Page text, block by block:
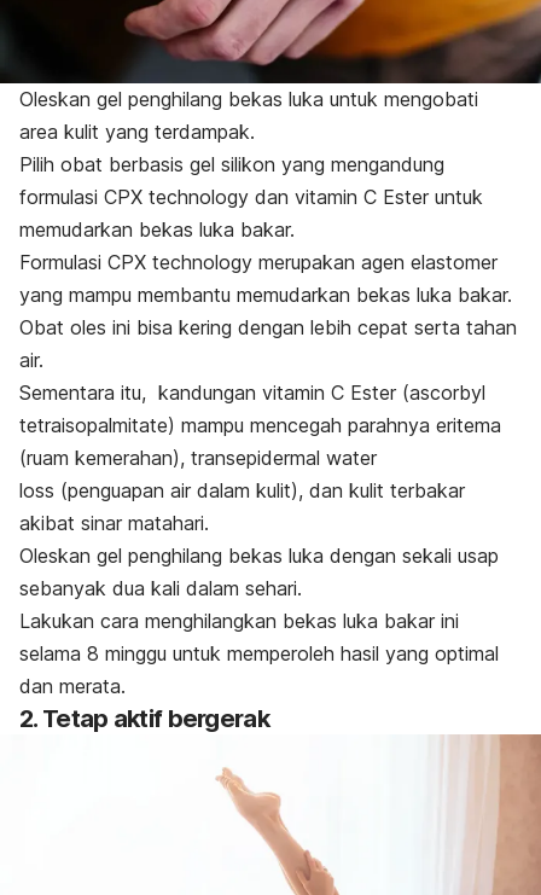
Oleskan gel penghilang bekas luka untuk mengobati
area kulit yang terdampak.
Pilih obat berbasis gel silikon yang mengandung
formulasi CPX technology dan vitamin C Ester untuk
memudarkan bekas luka bakar.
Formulasi CPX technology merupakan agen elastomer
yang mampu membantu memudarkan bekas luka bakar.
Obat oles ini bisa kering dengan lebih cepat serta tahan
air.
Sementara itu, kandungan vitamin C Ester (ascorbyl
tetraisopalmitate) mampu mencegah parahnya eritema
(ruam kemerahan), transepidermal water
loss (penguapan air dalam kulit), dan kulit terbakar
akibat sinar matahari.
Oleskan gel penghilang bekas luka dengan sekali usap
sebanyak dua kali dalam sehari.
Lakukan cara menghilangkan bekas luka bakar ini
selama 8 minggu untuk memperoleh hasil yang optimal
dan merata.
2. Tetap aktif bergerak